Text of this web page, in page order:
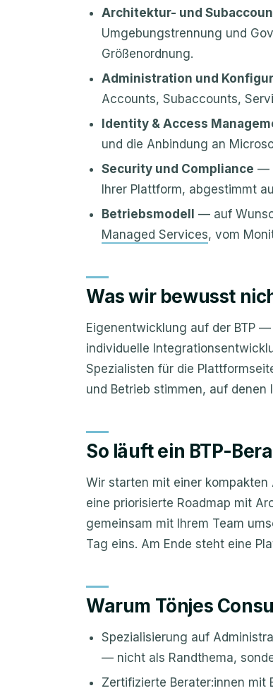
Architektur- und
Umgebungstrennung und
Größenordnung.
Administration und
Accounts, Subaccounts,
Identity & Access
und die Anbindung an
Security und Compliance —
Ihrer Plattform, abgestimmt
Betriebsmodell — auf
Managed Services, vom
Was wir bewusst
Eigenentwicklung auf der BTP
individuelle
Spezialisten für die
und Betrieb stimmen, auf
So läuft ein BTP-
Wir starten mit einer
eine priorisierte Roadmap mit
gemeinsam mit Ihrem Team
Tag eins. Am Ende steht eine
Warum Tönjes
Spezialisierung auf
— nicht als Randthema,
Zertifizierte Berater:innen mit